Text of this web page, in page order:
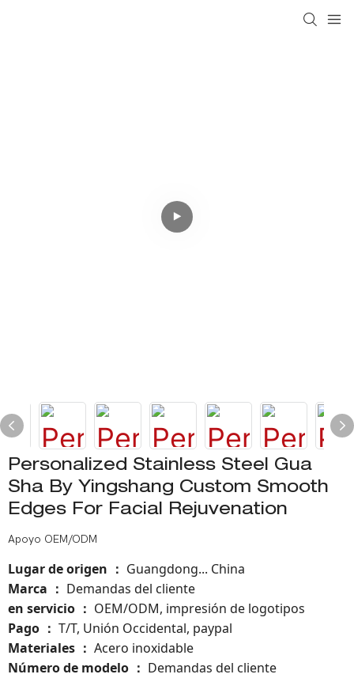
Personalized Stainless Steel Gua
Sha By Yingshang Custom Smooth
Edges For Facial Rejuvenation
Apoyo OEM/ODM
Lugar de origen ： Guangdong... China
Marca
： Demandas del cliente
en servicio
： OEM/ODM, impresión de logotipos
Pago
： T/T, Unión Occidental, paypal
Materiales
： Acero inoxidable
Número de modelo ： Demandas del cliente